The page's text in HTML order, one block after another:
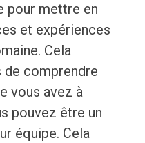
pour mettre en
et expériences
Cela
de comprendre
vous avez à
pouvez être un
équipe. Cela